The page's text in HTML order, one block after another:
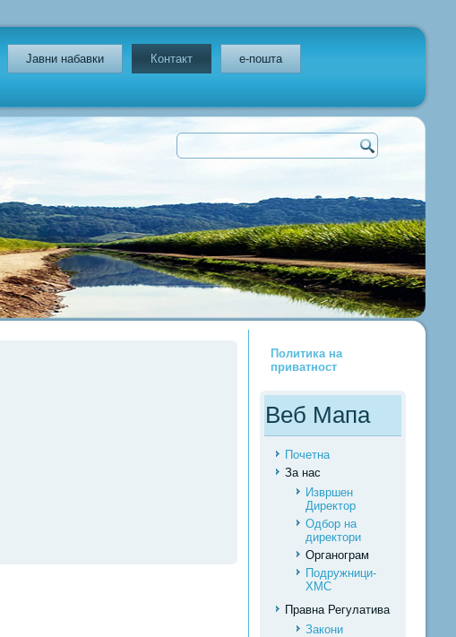
Јавни набавки Контакт e-пошта
Политика на
приватност
Веб Мапа
Почетна
За нас
Извршен
Директор
Одбор на
директори
Органограм
Подружници-
ХМС
Правна Регулатива
Закони